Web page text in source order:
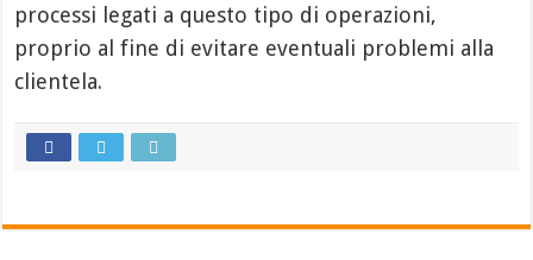
processi legati a questo tipo di operazioni,
proprio al fine di evitare eventuali problemi alla
clientela.